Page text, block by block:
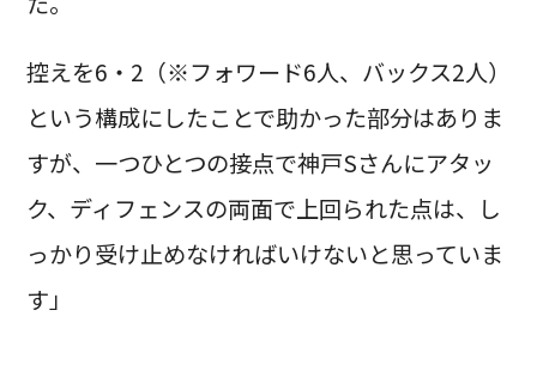
控えを6・2（※フォワード6人、バックス2人）
という構成にしたことで助かった部分はありま
すが、一つひとつの接点で神戸Sさんにアタッ
ク、ディフェンスの両面で上回られた点は、し
っかり受け止めなければいけないと思っていま
す」